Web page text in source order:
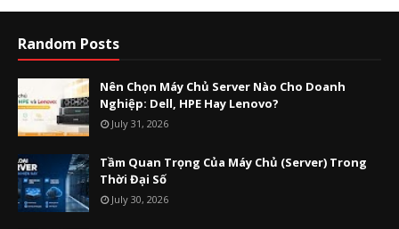
Random Posts
Nên Chọn Máy Chủ Server Nào Cho Doanh
Nghiệp: Dell, HPE Hay Lenovo?
July 31, 2026
Tầm Quan Trọng Của Máy Chủ (Server) Trong
Thời Đại Số
July 30, 2026